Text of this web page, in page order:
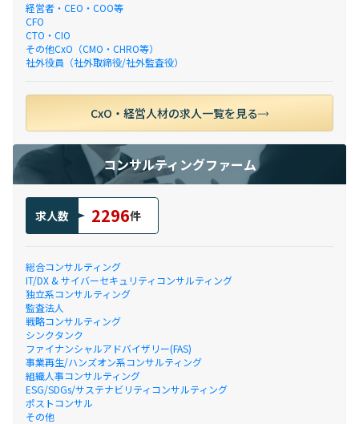
経営者・CEO・COO等
CFO
CTO・CIO
その他CxO（CMO・CHRO等）
社外役員（社外取締役/社外監査役）
CxO・経営人材の求人一覧を見る
コンサルティングファーム
求人数 2296件
総合コンサルティング
IT/DX & サイバーセキュリティコンサルティング
独立系コンサルティング
監査法人
戦略コンサルティング
シンクタンク
ファイナンシャルアドバイザリー(FAS)
事業再生/ハンズオン系コンサルティング
組織人事コンサルティング
ESG/SDGs/サステナビリティコンサルティング
ポストコンサル
その他